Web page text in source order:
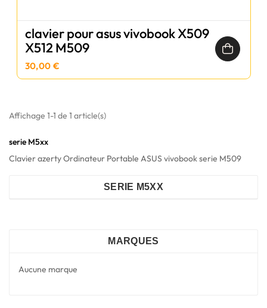
clavier pour asus vivobook X509
X512 M509
30,00 €
Affichage 1-1 de 1 article(s)
serie M5xx
Clavier azerty Ordinateur Portable ASUS vivobook serie M509
SERIE M5XX
MARQUES
Aucune marque